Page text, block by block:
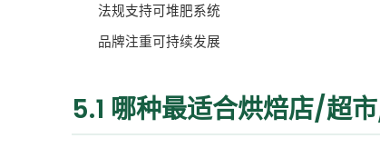
法规支持可堆肥系统
品牌注重可持续发展
5.1 哪种最适合烘焙店/超市